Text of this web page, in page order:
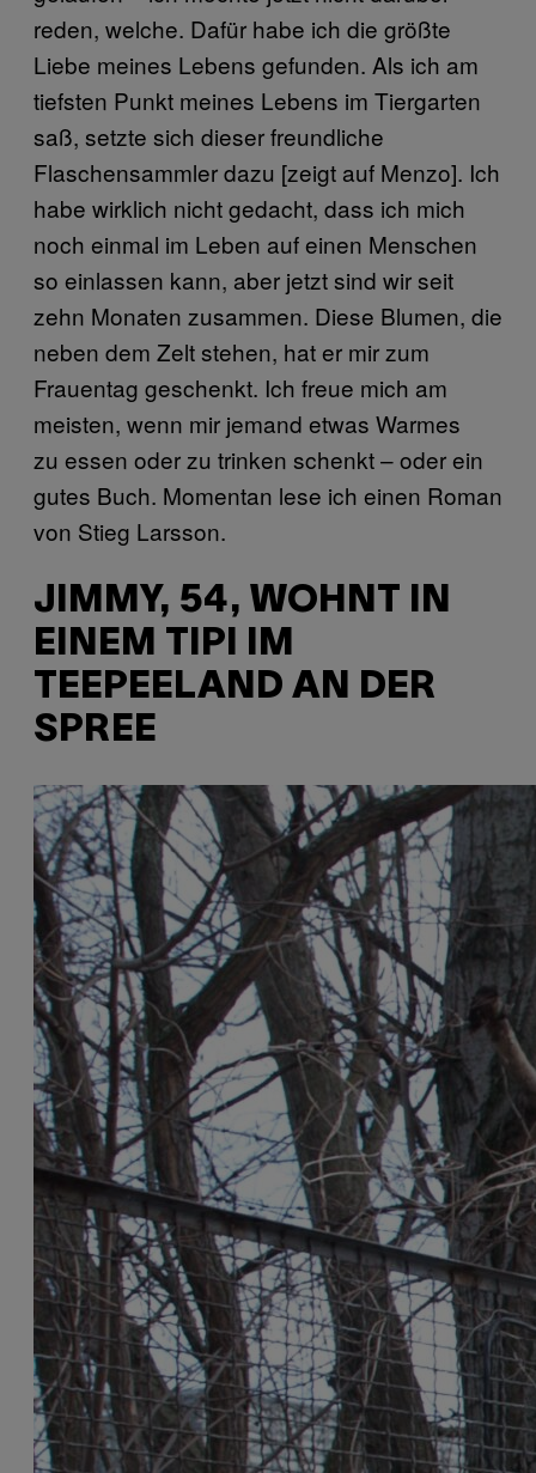
reden, welche. Dafür habe ich die größte
Liebe meines Lebens gefunden. Als ich am
tiefsten Punkt meines Lebens im Tiergarten
saß, setzte sich dieser freundliche
Flaschensammler dazu [zeigt auf Menzo]. Ich
habe wirklich nicht gedacht, dass ich mich
noch einmal im Leben auf einen Menschen
so einlassen kann, aber jetzt sind wir seit
zehn Monaten zusammen. Diese Blumen, die
neben dem Zelt stehen, hat er mir zum
Frauentag geschenkt. Ich freue mich am
meisten, wenn mir jemand etwas Warmes
zu essen oder zu trinken schenkt – oder ein
gutes Buch. Momentan lese ich einen Roman
von Stieg Larsson.
JIMMY, 54, WOHNT IN
EINEM TIPI IM
TEEPEELAND AN DER
SPREE